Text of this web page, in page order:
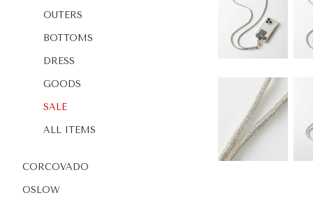
OUTERS
BOTTOMS
DRESS
GOODS
SALE
ALL ITEMS
CORCOVADO
OSLOW